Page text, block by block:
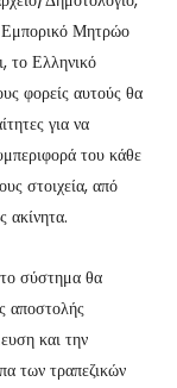
Εμπορικό Μητρώο
το Ελληνικό
φορείς αυτούς θα
για να
του κάθε
στοιχεία, από
ακίνητα.
σύστημα θα
αποστολής
και την
των τραπεζικών